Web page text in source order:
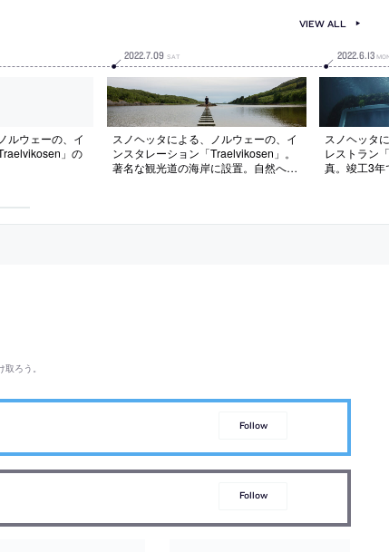
ルウェーの、イ
」の
2022.7.09 SAT
スノヘッタによる、ノルウェーの、イ
ンスタレーション「Traelvikosen」。
著名な観光道の海岸に設置。自然への
な表情を見せる
2022.6.13
スノヘッタ
レストラン
真。竣工3
う意図して
VIEW ALL
ろう。
Follow
Follow